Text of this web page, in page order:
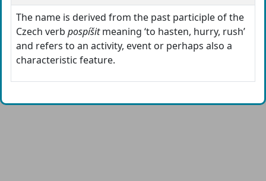
The name is derived from the past participle of the
Czech verb pospíšitmeaning ‘to hasten, hurry, rush’
and refers to an activity, event or perhaps also a
characteristic feature.